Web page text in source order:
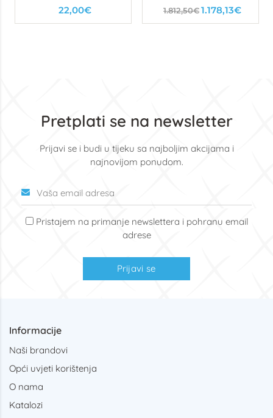
Speed Gold 25
22,00€
izložbeni
1.812,50€1.178,13€
Pretplati se na newsletter
Prijavi se i budi u tijeku sa najboljim akcijama i
najnovijom ponudom.
Pristajem na primanje newslettera i pohranu email
adrese
Prijavi se
Informacije
Naši brandovi
Opći uvjeti korištenja
O nama
Katalozi